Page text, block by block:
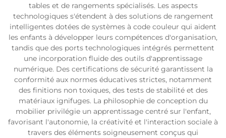
tables et de rangements spécialisés. Les aspects
technologiques s'étendent à des solutions de rangement
intelligentes dotées de systèmes à code couleur qui aident
les enfants à développer leurs compétences d'organisation,
tandis que des ports technologiques intégrés permettent
une incorporation fluide des outils d'apprentissage
numérique. Des certifications de sécurité garantissent la
conformité aux normes éducatives strictes, notamment
des finitions non toxiques, des tests de stabilité et des
matériaux ignifuges. La philosophie de conception du
mobilier privilégie un apprentissage centré sur l'enfant,
favorisant l'autonomie, la créativité et l'interaction sociale à
travers des éléments soigneusement conçus qui